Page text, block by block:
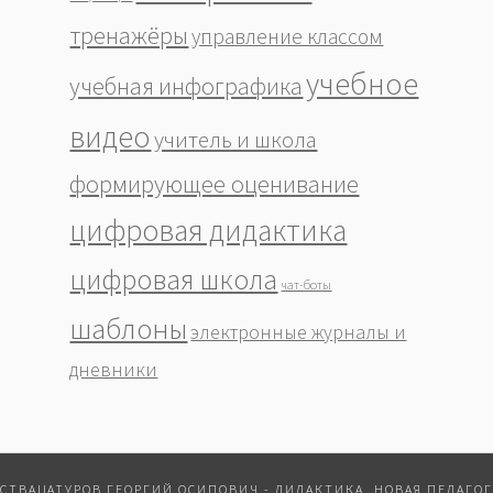
тренажёры управление классом
учебная инфографикаучебное
видео учитель и школа
формирующее оценивание
цифровая дидактика
цифровая школа чат-боты
шаблоны электронные журналы и
дневники
ГЕОРГИЙ ОСИПОВИЧ - ДИДАКТИКА, НОВАЯ